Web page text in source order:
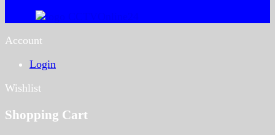
Account
Login
Wishlist
Shopping Cart